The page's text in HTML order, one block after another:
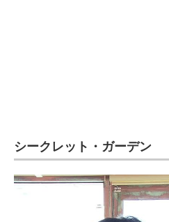
シークレット・ガーデン